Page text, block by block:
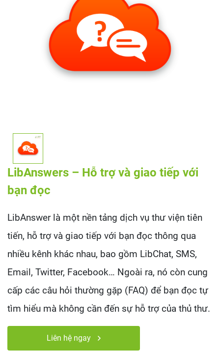
LibAnswers – Hỗ trợ và giao tiếp với
bạn đọc
LibAnswer là một nền tảng dịch vụ thư viện tiên
tiến, hỗ trợ và giao tiếp với bạn đọc thông qua
nhiều kênh khác nhau, bao gồm LibChat, SMS,
Email, Twitter, Facebook… Ngoài ra, nó còn cung
cấp các câu hỏi thường gặp (FAQ) để bạn đọc tự
tìm hiểu mà không cần đến sự hỗ trợ của thủ thư.
Liên hệ ngay